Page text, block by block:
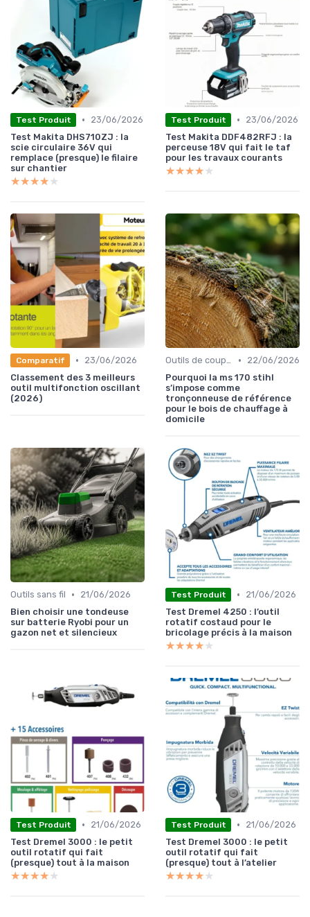
Test Produit •
23/06/2026
Test Makita DHS710ZJ : la
scie circulaire 36V qui
remplace (presque) le filaire
sur chantier
★★★★★
★★★★★
Test Produit •
23/06/2026
Test Makita DDF482RFJ : la
perceuse 18V qui fait le taf
pour les travaux courants
★★★★★
★★★★★
Comparatif •
23/06/2026
Classement des 3 meilleurs
outil multifonction oscillant
(2026)
Outils de coupe électroportatifs •
22/06/2026
Pourquoi la ms 170 stihl
s’impose comme
tronçonneuse de référence
pour le bois de chauffage à
domicile
Outils sans fil •
21/06/2026
Bien choisir une tondeuse
sur batterie Ryobi pour un
gazon net et silencieux
Test Produit •
21/06/2026
Test Dremel 4250 : l’outil
rotatif costaud pour le
bricolage précis à la maison
★★★★★
★★★★★
Test Produit •
21/06/2026
Test Dremel 3000 : le petit
outil rotatif qui fait
(presque) tout à la maison
★★★★★
★★★★★
Test Produit •
21/06/2026
Test Dremel 3000 : le petit
outil rotatif qui fait
(presque) tout à l’atelier
★★★★★
★★★★★